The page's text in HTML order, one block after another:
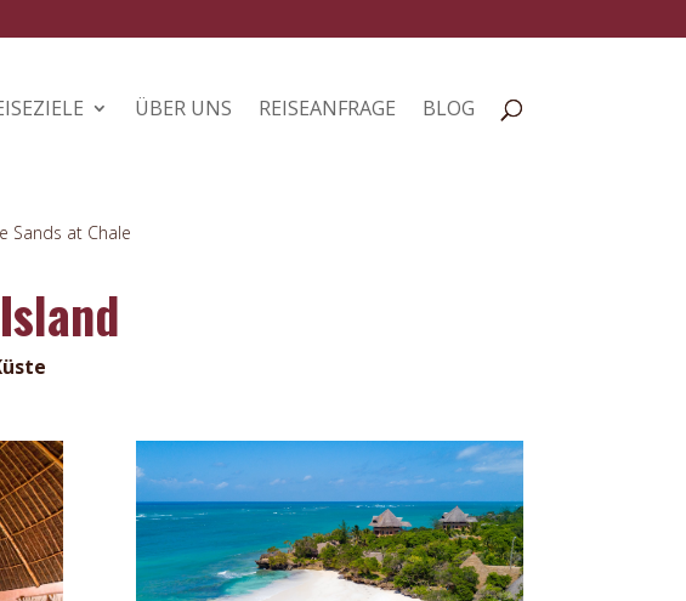
ÜBER UNS REISEANFRAGE BLOG
Sands at Chale